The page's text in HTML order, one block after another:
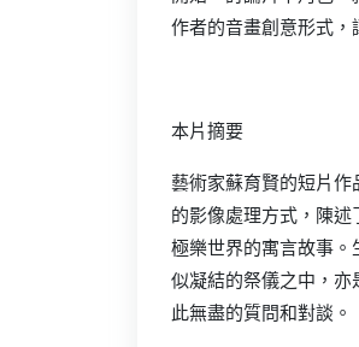
作者的音畫創意形式，
本片摘要
藝術家蘇育賢的短片作
的影像處理方式，陳
極樂世界的寓言故事。
似凝結的祭儀之中，亦
此無盡的質問和對談。